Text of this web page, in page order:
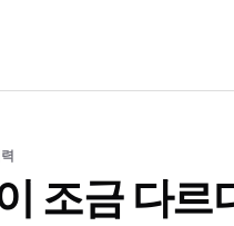
조금 다르